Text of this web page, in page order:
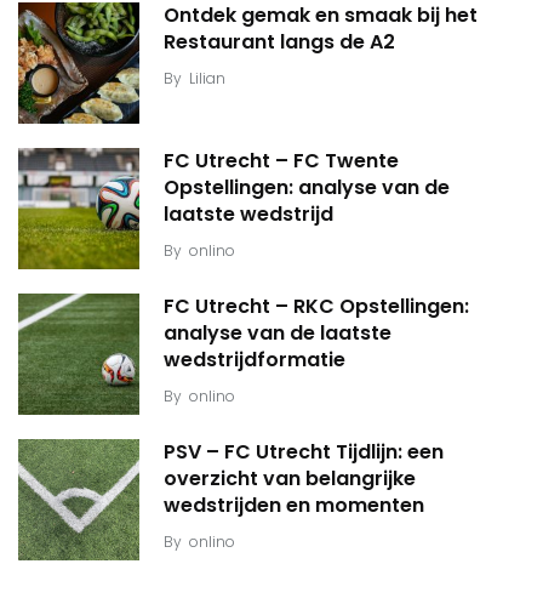
Ontdek gemak en smaak bij het
Restaurant langs de A2
By Lilian
FC Utrecht – FC Twente
Opstellingen: analyse van de
laatste wedstrijd
By onlino
FC Utrecht – RKC Opstellingen:
analyse van de laatste
wedstrijdformatie
By onlino
PSV – FC Utrecht Tijdlijn: een
overzicht van belangrijke
wedstrijden en momenten
By onlino